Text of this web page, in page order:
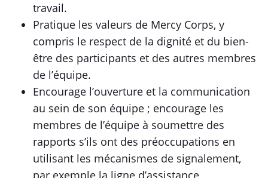
travail.
Pratique les valeurs de Mercy Corps, y
compris le respect de la dignité et du bien-
être des participants et des autres membres
de l’équipe.
Encourage l’ouverture et la communication
au sein de son équipe ; encourage les
membres de l’équipe à soumettre des
rapports s’ils ont des préoccupations en
utilisant les mécanismes de signalement,
par exemple la ligne d’assistance